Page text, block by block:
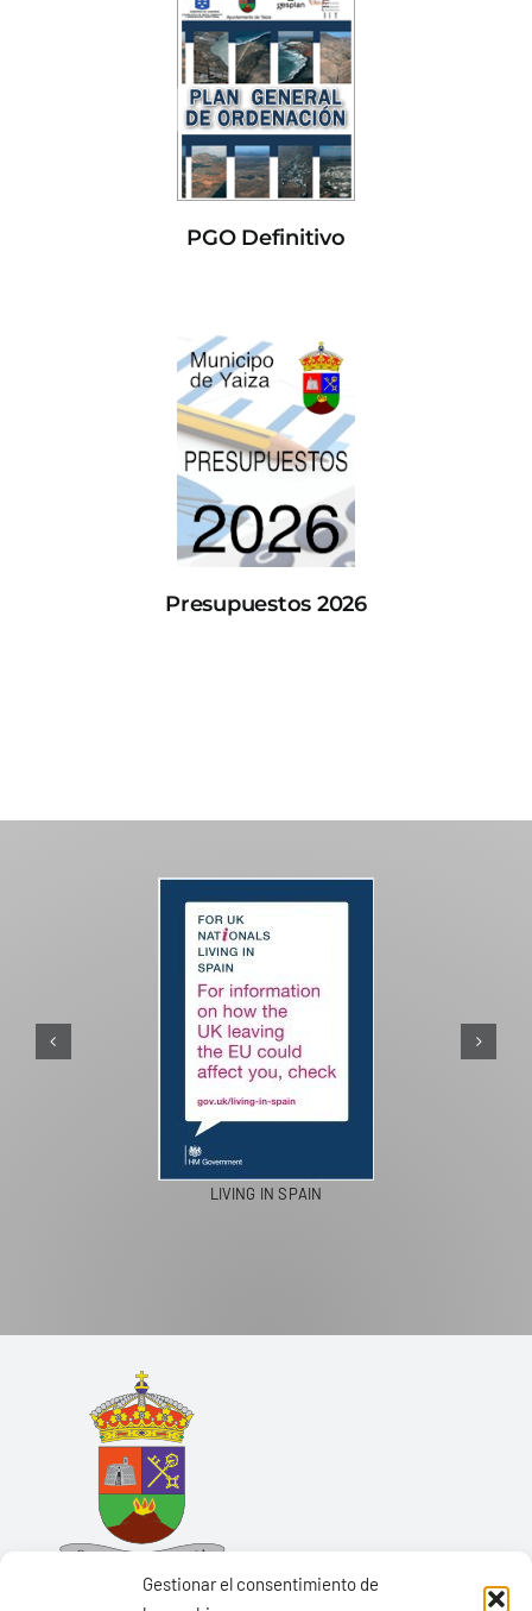
Gestionar el consentimiento de
PGO Definitivo
Presupuestos 2026
LIVING IN SPAIN